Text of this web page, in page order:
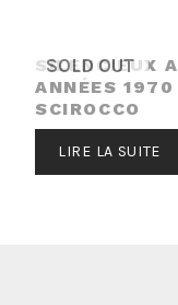
SOLD OUT
SILENCIEUX
ANNÉES
SCIROCCO
LIRE LA SUITE